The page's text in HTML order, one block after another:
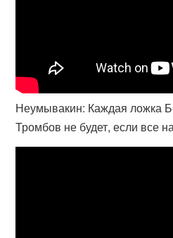
Неумывакин: Каждая ложка
Тромбов не будет, если все